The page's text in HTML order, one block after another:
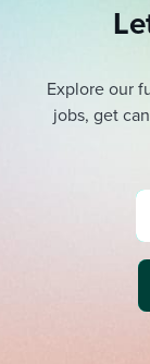
Explore our
jobs, get